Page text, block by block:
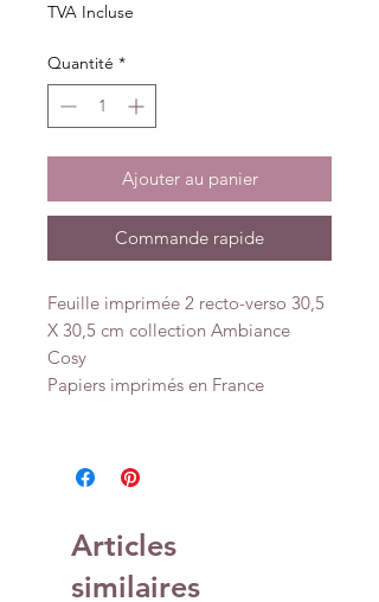
TVA Incluse
Quantité *
Ajouter au panier
Commande rapide
Feuille imprimée 2 recto-verso 30,5
X 30,5 cm collection Ambiance
Cosy
Papiers imprimés en France
Articles
similaires